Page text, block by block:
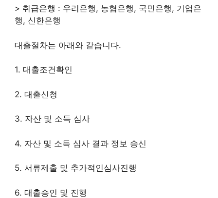
> 취급은행 : 우리은행, 농협은행, 국민은행, 기업은
행, 신한은행
대출절차는 아래와 같습니다.
1. 대출조건확인
2. 대출신청
3. 자산 및 소득 심사
4. 자산 및 소득 심사 결과 정보 송신
5. 서류제출 및 추가적인심사진행
6. 대출승인 및 진행